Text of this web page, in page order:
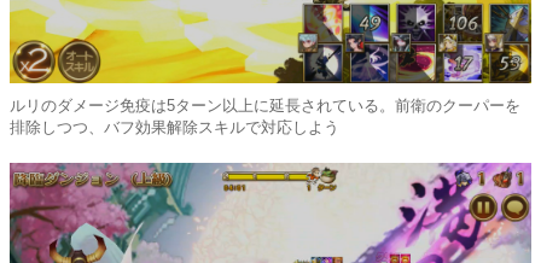
ルリのダメージ免疫は5ターン以上に延長されている。前衛のクーパーを
排除しつつ、バフ効果解除スキルで対応しよう